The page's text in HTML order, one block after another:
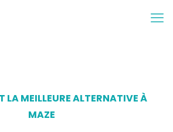
LA MEILLEURE ALTERNATIVE À
MAZE